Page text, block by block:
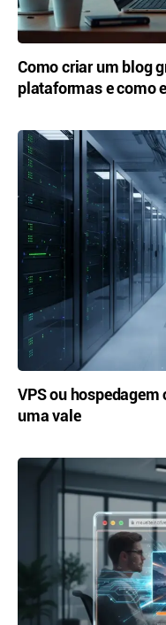
Como criar um blog
plataformas e como
VPS ou
uma vale